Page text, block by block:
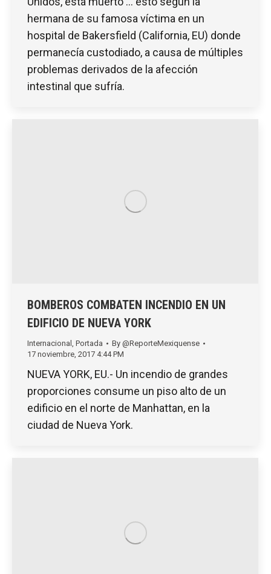
hermana de su famosa víctima en un
hospital de Bakersfield (California, EU) donde
permanecía custodiado, a causa de múltiples
problemas derivados de la afección
intestinal que sufría.
BOMBEROS COMBATEN INCENDIO EN UN
EDIFICIO DE NUEVA YORK
Internacional , Portada By @ReporteMexiquense
17 noviembre, 2017 4:44 PM
NUEVA YORK, EU.- Un incendio de grandes
proporciones consume un piso alto de un
edificio en el norte de Manhattan, en la
ciudad de Nueva York.